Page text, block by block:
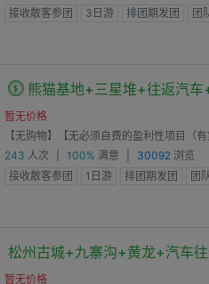
接收散客参团
3日游 排团期发团 团
熊猫基地+三星堆+往返汽车
暂无价格
【无购物】
【无必须自费的盈利性项目（
243 人次 100% 满意 30092 浏览
接收散客参团
1日游 排团期发团 团
松州古城+九寨沟+黄龙+汽车
暂无价格